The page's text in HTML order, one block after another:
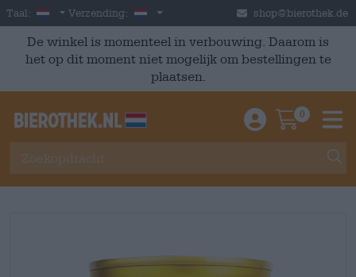
Skip to main content
Taal: Dutch
Verzending: Nederland shop@bierothek.de
De winkel is momenteel in verbouwing. Daarom is
het op dit moment niet mogelijk om bestellingen te
plaatsen.
Einloggen /
0